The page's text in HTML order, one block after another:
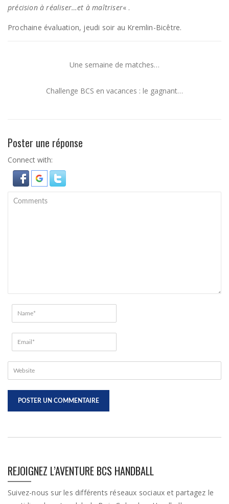
précision à réaliser…et à maîtriser« .
Prochaine évaluation, jeudi soir au Kremlin-Bicêtre.
Une semaine de matches…
Challenge BCS en vacances : le gagnant…
Poster une réponse
Connect with:
REJOIGNEZ L’AVENTURE BCS HANDBALL
Suivez-nous sur les différents réseaux sociaux et partagez le